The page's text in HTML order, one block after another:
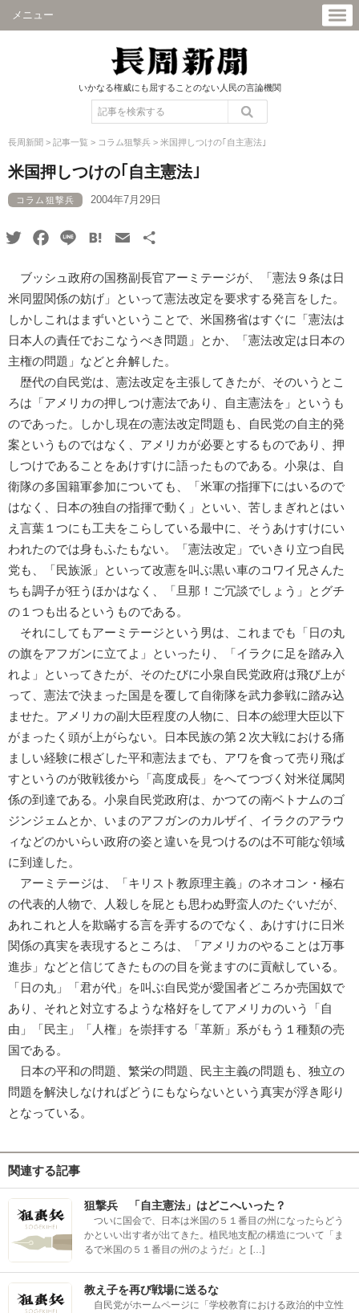
メニュー
いかなる権威にも屈することのない人民の言論機関
長周新聞 > 記事一覧 > コラム狙撃兵 > 米国押しつけの｢自主憲法｣
米国押しつけの｢自主憲法｣
コラム狙撃兵 2004年7月29日
TwitterFacebook
Line HatenaEmail
ブッシュ政府の国務副長官アーミテージが、「憲法９条は日
米同盟関係の妨げ」といって憲法改定を要求する発言をした。
しかしこれはまずいということで、米国務省はすぐに「憲法は
日本人の責任でおこなうべき問題」とか、「憲法改定は日本の
主権の問題」などと弁解した。
歴代の自民党は、憲法改定を主張してきたが、そのいうとこ
ろは「アメリカの押しつけ憲法であり、自主憲法を」というも
のであった。しかし現在の憲法改定問題も、自民党の自主的発
案というものではなく、アメリカが必要とするものであり、押
しつけであることをあけすけに語ったものである。小泉は、自
衛隊の多国籍軍参加についても、「米軍の指揮下にはいるので
はなく、日本の独自の指揮で動く」といい、苦しまぎれとはい
え言葉１つにも工夫をこらしている最中に、そうあけすけにい
われたのでは身もふたもない。「憲法改定」でいきり立つ自民
党も、「民族派」といって改憲を叫ぶ黒い車のコワイ兄さんた
ちも調子が狂うほかはなく、「旦那！ご冗談でしょう」とグチ
の１つも出るというものである。
それにしてもアーミテージという男は、これまでも「日の丸
の旗をアフガンに立てよ」といったり、「イラクに足を踏み入
れよ」といってきたが、そのたびに小泉自民党政府は飛び上が
って、憲法で決まった国是を覆して自衛隊を武力参戦に踏み込
ませた。アメリカの副大臣程度の人物に、日本の総理大臣以下
がまったく頭が上がらない。日本民族の第２次大戦における痛
ましい経験に根ざした平和憲法までも、アワを食って売り飛ば
すというのが敗戦後から「高度成長」をへてつづく対米従属関
係の到達である。小泉自民党政府は、かつての南ベトナムのゴ
ジンジェムとか、いまのアフガンのカルザイ、イラクのアラウ
ィなどのかいらい政府の姿と違いを見つけるのは不可能な領域
に到達した。
アーミテージは、「キリスト教原理主義」のネオコン・極右
の代表的人物で、人殺しを屁とも思わぬ野蛮人のたぐいだが、
あれこれと人を欺瞞する言を弄するのでなく、あけすけに日米
関係の真実を表現するところは、「アメリカのやることは万事
進歩」などと信じてきたものの目を覚ますのに貢献している。
「日の丸」「君が代」を叫ぶ自民党が愛国者どころか売国奴で
あり、それと対立するような格好をしてアメリカのいう「自
由」「民主」「人権」を崇拝する「革新」系がもう１種類の売
国である。
日本の平和の問題、繁栄の問題、民主主義の問題も、独立の
問題を解決しなければどうにもならないという真実が浮き彫り
となっている。
関連する記事
狙撃兵 「自主憲法」はどこへいった？
ついに国会で、日本は米国の５１番目の州になったらどう
かといい出す者が出てきた。植民地支配の構造について「ま
るで米国の５１番目の州のようだ」と […]
教え子を再び戦場に送るな
自民党がホームページに「学校教育における政治的中立性